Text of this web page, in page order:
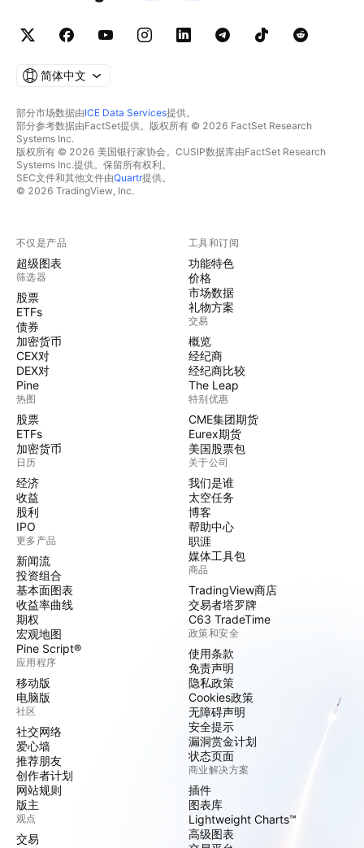
简体中文
部分市场数据由ICE Data Services提供。
部分参考数据由FactSet提供。版权所有 © 2026 FactSet Research
Systems Inc.
版权所有 © 2026 美国银行家协会。CUSIP数据库由FactSet Research
Systems Inc.提供。保留所有权利。
SEC文件和其他文件由Quartr提供。
© 2026 TradingView, Inc.
不仅是产品
超级图表
筛选器
股票
ETFs
债券
加密货币
CEX对
DEX对
Pine
热图
股票
ETFs
加密货币
日历
经济
收益
股利
IPO
更多产品
新闻流
投资组合
基本面图表
收益率曲线
期权
宏观地图
Pine Script®
应用程序
移动版
电脑版
社区
社交网络
爱心墙
推荐朋友
创作者计划
网站规则
版主
观点
交易
工具和订阅
功能特色
价格
市场数据
礼物方案
交易
概览
经纪商
经纪商比较
The Leap
特别优惠
CME集团期货
Eurex期货
美国股票包
关于公司
我们是谁
太空任务
博客
帮助中心
职涯
媒体工具包
商品
TradingView商店
交易者塔罗牌
C63 TradeTime
政策和安全
使用条款
免责声明
隐私政策
Cookies政策
无障碍声明
安全提示
漏洞赏金计划
状态页面
商业解决方案
插件
图表库
Lightweight Charts™
高级图表